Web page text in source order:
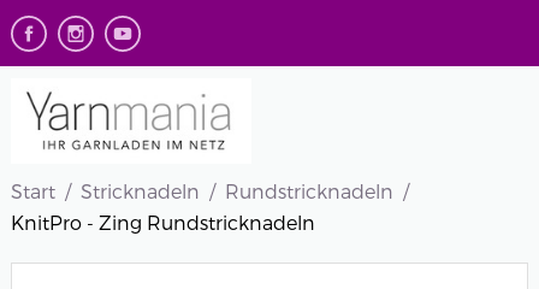
Start Stricknadeln
Rundstricknadeln
KnitPro - Zing Rundstricknadeln